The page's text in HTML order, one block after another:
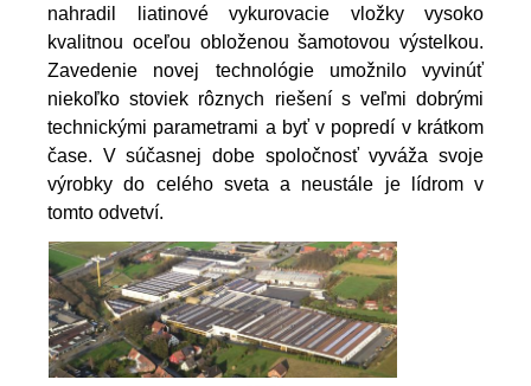
nahradil liatinové vykurovacie vložky vysoko
kvalitnou oceľou obloženou šamotovou výstelkou.
Zavedenie novej technológie umožnilo vyvinúť
niekoľko stoviek rôznych riešení s veľmi dobrými
technickými parametrami a byť v popredí v krátkom
čase. V súčasnej dobe spoločnosť vyváža svoje
výrobky do celého sveta a neustále je lídrom v
tomto odvetví.